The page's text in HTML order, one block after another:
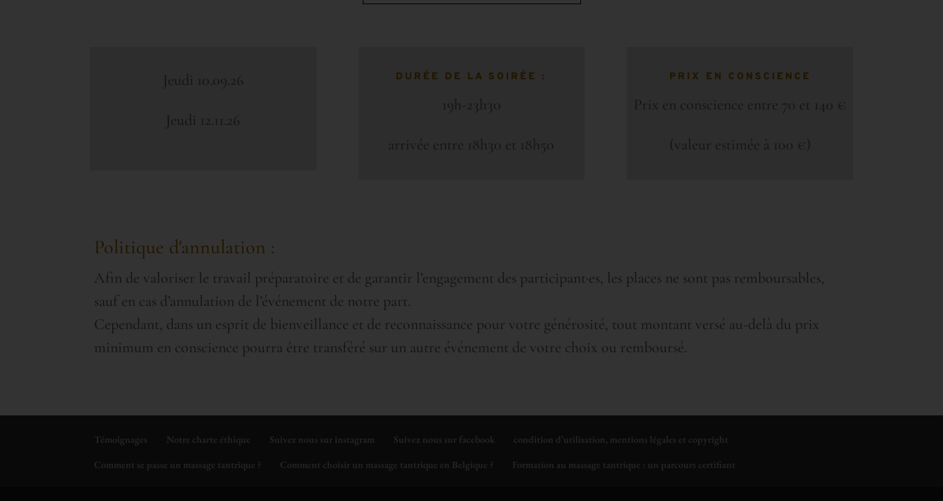
Jeudi 10.09.26
Jeudi 12.11.26
DURÉE DE LA SOIRÉE :
19h-23h30
arrivée entre 18h30 et 18h50
PRIX EN CONSCIENCE
Prix en conscience entre 70 et 140 €
(valeur estimée à 100 €)
Politique d'annulation :
Afin de valoriser le travail préparatoire et de garantir l’engagement des participant·es, les places ne sont pas remboursables,
sauf en cas d’annulation de l’événement de notre part.
Cependant, dans un esprit de bienveillance et de reconnaissance pour votre générosité, tout montant versé au-delà du prix
minimum en conscience pourra être transféré sur un autre événement de votre choix ou remboursé.
Témoignages Notre charte éthique Suivez nous sur instagram Suivez nous sur facebook
condition d’utilisation, mentions légales et copyright
Comment se passe un massage tantrique ?
Comment choisir un massage tantrique en Belgique ? Formation au massage tantrique : un parcours certifiant